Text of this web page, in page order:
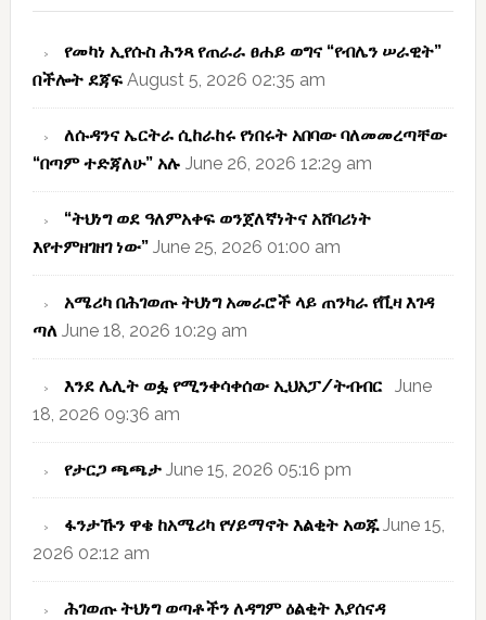
የመካነ ኢየሱስ ሕንጻ የጠራራ ፀሐይ ወግና “የብሌን ሠራዊት”
በችሎት ደጃፍ August 5, 2026 02:35 am
ለሱዳንና ኤርትራ ሲከራከሩ የነበሩት አበባው ባለመመረጣቸው
“በጣም ተድጃለሁ” አሉ June 26, 2026 12:29 am
“ትህነግ ወደ ዓለምአቀፍ ወንጀለኛነትና አሸባሪነት
እየተምዘገዘገ ነው” June 25, 2026 01:00 am
አሜሪካ በሕገወጡ ትህነግ አመራሮች ላይ ጠንካራ የቪዛ እገዳ
ጣለ June 18, 2026 10:29 am
እንደ ሌሊት ወፏ የሚንቀሳቀሰው ኢህአፓ/ትብብር June
18, 2026 09:36 am
የታርጋ ጫጫታ June 15, 2026 05:16 pm
ፋንታኹን ዋቄ ከአሜሪካ የሃይማኖት እልቂት አወጁ June 15,
2026 02:12 am
ሕገወጡ ትህነግ ወጣቶችን ለዳግም ዕልቂት እያሰናዳ